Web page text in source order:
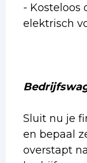
- Kosteloos
elektrisch
Sluit nu je
en bepaal
overstapt